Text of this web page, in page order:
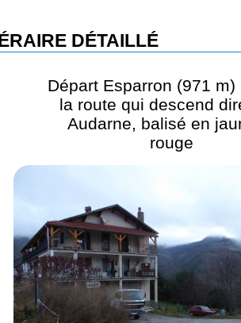
DÉTAILLÉ
Départ Esparron (971 m)
la route qui descend
Audarne, balisé en
rouge